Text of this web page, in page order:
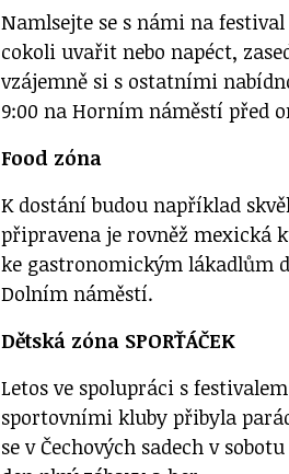
Namlsejte se s námi na
cokoli uvařit nebo napéct,
vzájemně si s ostatními
9:00 na Horním náměstí před
Food zóna
K dostání budou například
připravena je rovněž mexická
ke gastronomickým lákadlům
Dolním náměstí.
Dětská zóna SPORŤÁČEK
Letos ve spolupráci s
sportovními kluby přibyla
se v Čechových sadech v